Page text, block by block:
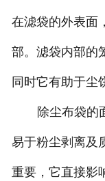
在滤袋的外表面
部。滤袋内部的
同时它有助于尘
除尘布袋的
易于粉尘剥离及
重要，它直接影